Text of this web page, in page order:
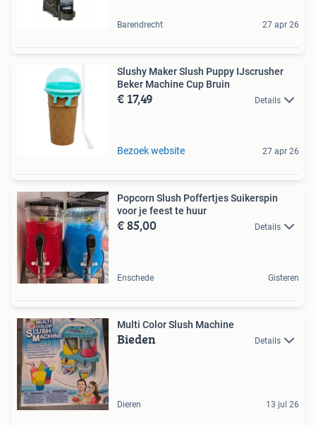
Barendrecht 27 apr 26
Slushy Maker Slush Puppy IJscrusher
Beker Machine Cup Bruin
€ 17,49 Details
Bezoek website 27 apr 26
Popcorn Slush Poffertjes Suikerspin
voor je feest te huur
€ 85,00 Details
Enschede Gisteren
Multi Color Slush Machine
Bieden Details
Dieren 13 jul 26